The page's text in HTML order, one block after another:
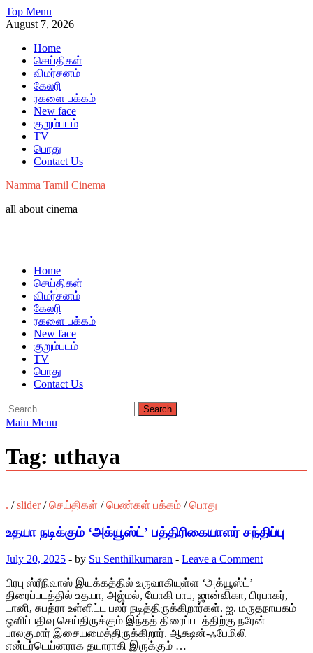
Skip
to
Top Menu
August 7, 2026
Home
செய்திகள்
விமர்சனம்
கேலரி
ரகளை பக்கம்
New face
குறும்படம்
TV
பொது
Contact Us
Namma Tamil Cinema
all about cinema
Home
செய்திகள்
விமர்சனம்
கேலரி
ரகளை பக்கம்
New face
குறும்படம்
TV
பொது
Contact Us
Search
for:
Main Menu
Tag: uthaya
. /slider/செய்திகள் /பெண்கள் பக்கம் /பொது
உதயா நடிக்கும் ‘அக்யூஸ்ட்’ பத்திரிகையாளர் சந்திப்பு
July 20, 2025 - by Su Senthilkumaran - Leave a Comment
பிரபு ஸ்ரீநிவாஸ் இயக்கத்தில் உருவாகியுள்ள ‘அக்யூஸ்ட்’
திரைப்படத்தில் உதயா, அஜ்மல், யோகி பாபு, ஜான்விகா, பிரபாகர்,
டானி, சுபத்ரா உள்ளிட்ட பலர் நடித்திருக்கிறார்கள். ஐ. மருதநாயகம்
ஒளிப்பதிவு செய்திருக்கும் இந்தத் திரைப்படத்திற்கு நரேன்
பாலகுமார் இசையமைத்திருக்கிறார். ஆக்ஷன்-ஃபேமிலி
என்டர்டெய்னராக தயாராகி இருக்கும் …